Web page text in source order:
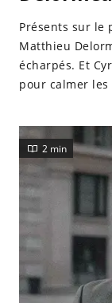
Présents sur le
Matthieu
écharpés. Et
pour calmer
2 min